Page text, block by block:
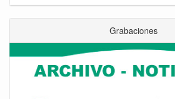
Grabaciones